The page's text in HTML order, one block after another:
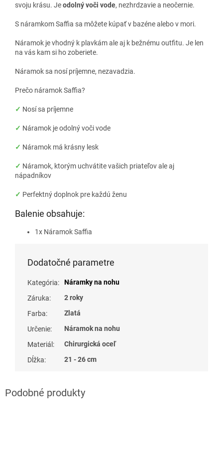
svoju krásu. Jeodolný voči vode, nezhrdzavie a neočernie.
S náramkom Saffia sa môžete kúpať v bazéne alebo v mori.
Náramok je vhodný k plavkám ale aj k bežnému outfitu. Je len
na vás kam si ho zoberiete.
Náramok sa nosí príjemne, nezavadzia.
Prečo náramok Saffia?
✓ Nosí sa príjemne
✓ Náramok je odolný voči vode
✓ Náramok má krásny lesk
✓ Náramok, ktorým uchvátite vašich priateľov ale aj
nápadníkov
✓ Perfektný doplnok pre každú ženu
Balenie obsahuje:
1x Náramok Saffia
Dodatočné parametre
Kategória:
Náramky na nohu
Záruka:
2 roky
Farba:
Zlatá
Určenie:
Náramok na nohu
Materiál :
Chirurgická oceľ
Dĺžka: 21 - 26 cm